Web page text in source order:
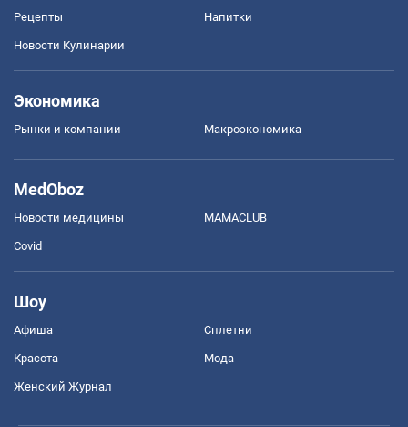
Рецепты Напитки
Новости Кулинарии
Экономика
Рынки и компании Mакроэкономика
MedOboz
Новости медицины MAMACLUB
Covid
Шоу
Афиша Сплетни
Красота Мода
Женский Журнал